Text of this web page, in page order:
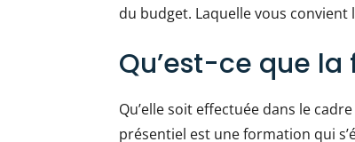
du budget. Laquelle vous convient
Qu’est-ce que
Qu’elle soit effectuée dans le
présentiel est une formation qui